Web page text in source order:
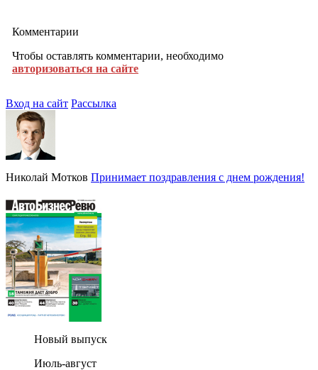
Комментарии
Чтобы оставлять комментарии, необходимо
авторизоваться на сайте
Вход на сайт Рассылка
Николай Мотков Принимает поздравления с днем рождения!
Новый выпуск
Июль-август